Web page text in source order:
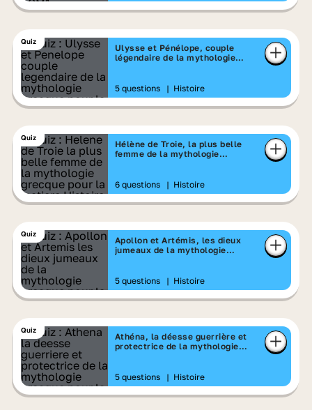
Quiz
Ulysse et Pénélope, couple
légendaire de la mythologie
5 questions
| Histoire
Quiz
Hélène de Troie, la plus belle
femme de la mythologie
6 questions
| Histoire
Quiz
Apollon et Artémis, les dieux
jumeaux de la mythologie
5 questions
| Histoire
Quiz
Athéna, la déesse guerrière et
protectrice de la mythologie
5 questions
| Histoire